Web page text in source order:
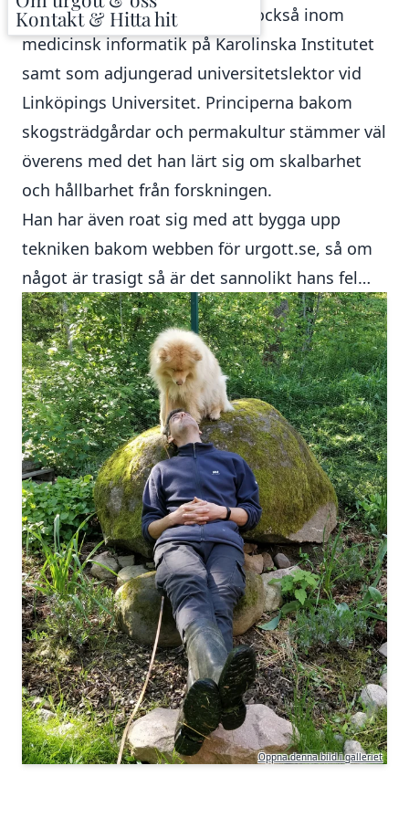
Kontakt & Hitta hit
undervisar/forskar/handleder också inom
medicinsk informatik på Karolinska Institutet
samt som adjungerad universitetslektor vid
Linköpings Universitet. Principerna bakom
skogsträdgårdar och permakultur stämmer väl
överens med det han lärt sig om skalbarhet
och hållbarhet från forskningen.
Han har även roat sig med att bygga upp
tekniken bakom webben för urgott.se, så om
något är trasigt så är det sannolikt hans fel…
Öppna denna bild i galleriet